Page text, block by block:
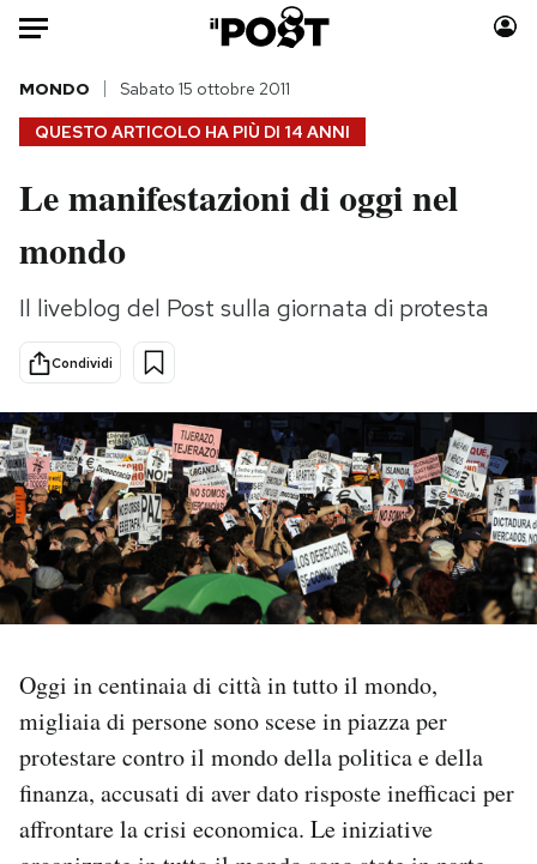
Auto
HOME
Italia
Politica
Tecnologia
Internet
Scienza
Cultura
Economia
Sport
Moda
Storie/Idee
Europa
Altrecose
Mondiali calcio 2026
PODCAST
SHOP
QUESTO ARTICOLO HA PIÙ DI 14 ANNI
MONDO Sabato 15 ottobre 2011
Le manifestazioni di oggi nel
mondo
Il liveblog del Post sulla giornata di protesta
Condividi
Oggi in centinaia di città in tutto il mondo,
migliaia di persone sono scese in piazza per
protestare contro il mondo della politica e della
finanza, accusati di aver dato risposte inefficaci per
affrontare la crisi economica. Le iniziative